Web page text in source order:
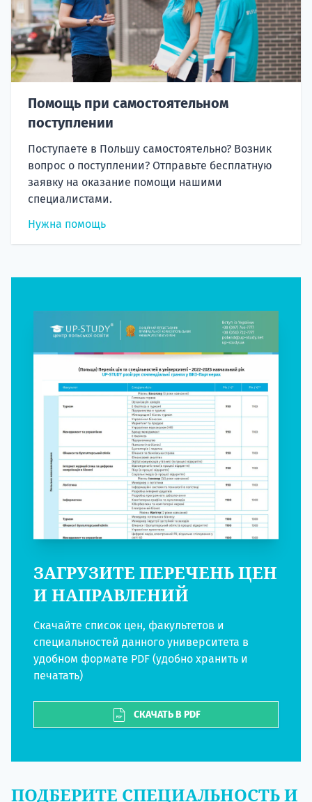
Помощь при самостоятельном
поступлении
Поступаете в Польшу самостоятельно? Возник
вопрос о поступлении? Отправьте бесплатную
заявку на оказание помощи нашими
специалистами.
Нужна помощь
ЗАГРУЗИТЕ ПЕРЕЧЕНЬ ЦЕН
И НАПРАВЛЕНИЙ
Скачайте список цен, факультетов и
специальностей данного университета в
удобном формате PDF (удобно хранить и
печатать)
СКАЧАТЬ В PDF
ПОДБЕРИТЕ СПЕЦИАЛЬНОСТЬ И